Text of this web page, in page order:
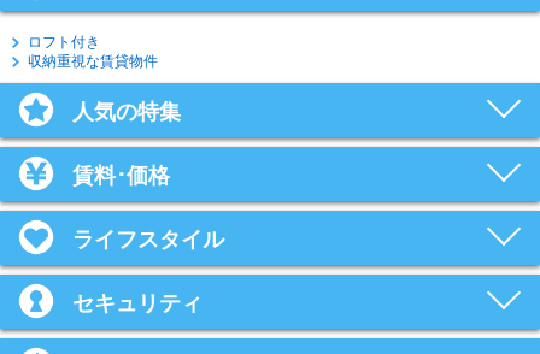
ロフト付き
収納重視な賃貸物件
人気の特集
賃料･価格
ライフスタイル
セキュリティ